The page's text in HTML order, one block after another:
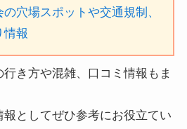
穴場スポットや交通規制、
情報
き方や混雑、口コミ情報もま
としてぜひ参考にお役立てい